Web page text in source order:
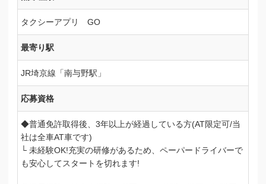
タクシーアプリ GO
最寄り駅
JR埼京線「南与野駅」
応募資格
◆普通免許取得後、3年以上が経過している方(AT限定可/当
社は全車AT車です)
└ 未経験OK!充実の研修があるため、ペーパードライバーで
も安心してスタートを切れます!